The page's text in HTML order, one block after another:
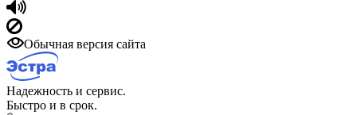
Обычная версия сайта
Надежность и сервис.
Быстро и в срок.